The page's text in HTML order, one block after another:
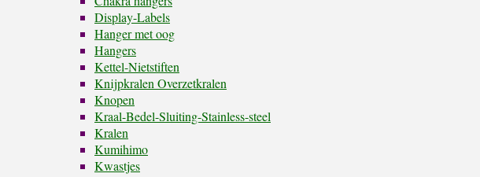
Display-Labels
Hanger met oog
Hangers
Kettel-Nietstiften
Knijpkralen Overzetkralen
Knopen
Kraal-Bedel-Sluiting-Stainless-steel
Kralen
Kumihimo
Kwastjes